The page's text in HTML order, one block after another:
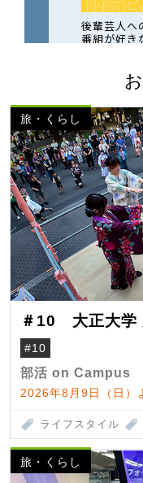
旅・くらし
＃10 大正大学
#10
部活 on Campus
2026年8月9日（日）
ライフスタイル
旅・くらし